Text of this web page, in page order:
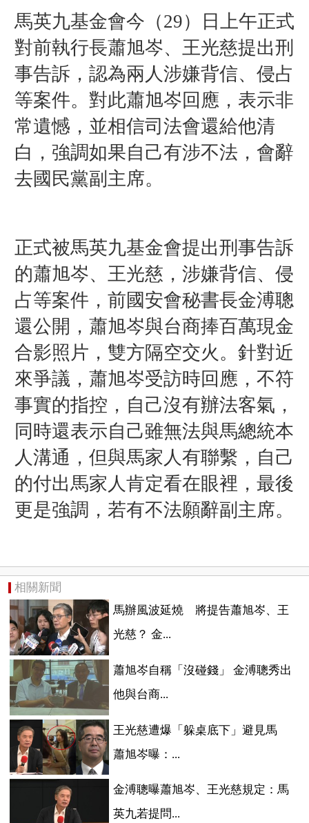
馬英九基金會今（29）日上午正式
對前執行長蕭旭岑、王光慈提出刑
事告訴，認為兩人涉嫌背信、侵占
等案件。對此蕭旭岑回應，表示非
常遺憾，並相信司法會還給他清
白，強調如果自己有涉不法，會辭
去國民黨副主席。
正式被馬英九基金會提出刑事告訴
的蕭旭岑、王光慈， 涉嫌背信、侵
占等案件， 前國安會秘書長金溥聰
還公開，蕭旭岑與台商捧百萬現金
合影照片， 雙方隔空交火。 針對近
來爭議， 蕭旭岑受訪時回應， 不符
事實的指控，自己沒有辦法客氣，
同時還表示自己雖無法與馬總統本
人溝通，但與馬家人有聯繫，自己
的付出馬家人肯定看在眼裡，最後
更是強調 ， 若有不法願辭副主席。
相關新聞
馬辦風波延燒 將提告蕭旭岑、王
光慈？ 金...
蕭旭岑自稱「沒碰錢」 金溥聰秀出
他與台商...
王光慈遭爆「躲桌底下」避見馬
蕭旭岑曝：...
金溥聰曝蕭旭岑、王光慈規定：馬
英九若提問...